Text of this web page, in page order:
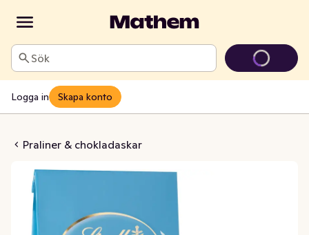
Sök
Logga in Skapa konto
Praliner & chokladaskar
Salted Caramel